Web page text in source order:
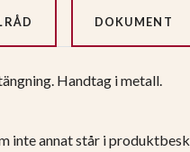
DOKUMENT
Handtag i metall.
inte annat står i